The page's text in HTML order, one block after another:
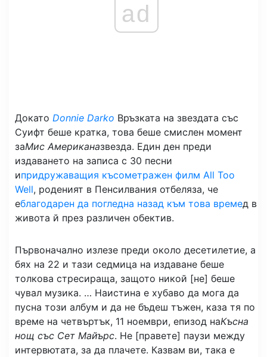
ad
Докато Donnie Darko Връзката на звездата със
Суифт беше кратка, това беше смислен момент
заМис Американазвезда. Един ден преди
издаването на записа с 30 песни
ипридружаващия късометражен филм All Too
Well, роденият в Пенсилвания отбеляза, че
еблагодарен да погледна назад към това времед в
живота й през различен обектив.
Първоначално излезе преди около десетилетие, а
бях на 22 и тази седмица на издаване беше
толкова стресираща, защото никой [не] беше
чувал музика. … Наистина е хубаво да мога да
пусна този албум и да не бъдеш тъжен, каза тя по
време на четвъртък, 11 ноември, епизод наКъсна
нощ със Сет Майърс. Не [правете] паузи между
интервютата, за да плачете. Казвам ви, така е